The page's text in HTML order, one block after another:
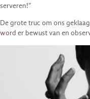
serveren!”
De grote truc om ons
word er bewust van en